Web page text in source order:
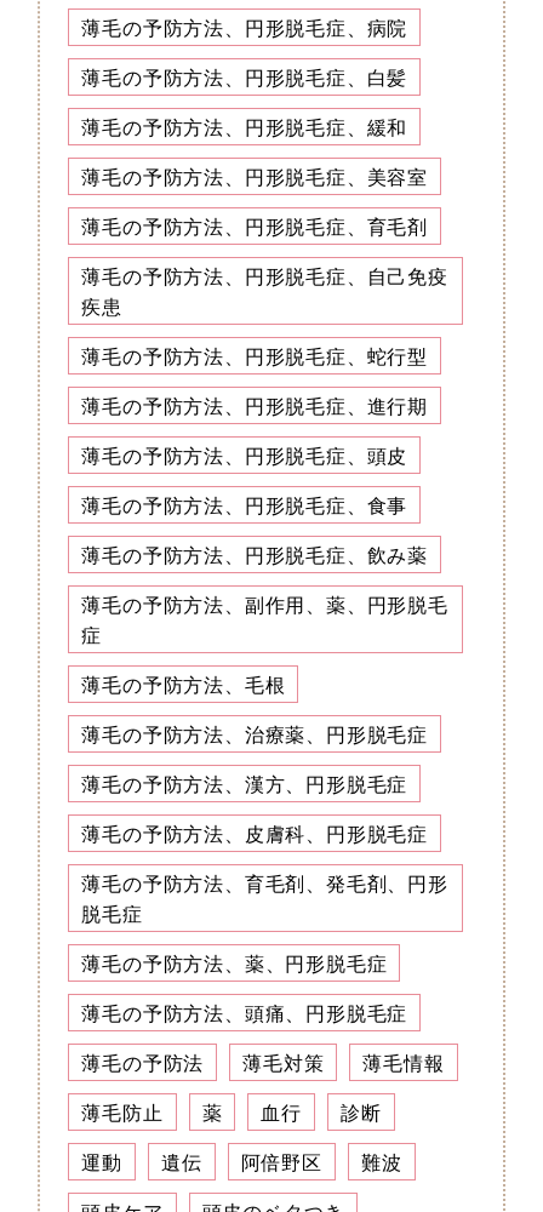
薄毛の予防方法、円形脱毛症、病院
薄毛の予防方法、円形脱毛症、白髪
薄毛の予防方法、円形脱毛症、緩和
薄毛の予防方法、円形脱毛症、美容室
薄毛の予防方法、円形脱毛症、育毛剤
薄毛の予防方法、円形脱毛症、自己免疫
疾患
薄毛の予防方法、円形脱毛症、蛇行型
薄毛の予防方法、円形脱毛症、進行期
薄毛の予防方法、円形脱毛症、頭皮
薄毛の予防方法、円形脱毛症、食事
薄毛の予防方法、円形脱毛症、飲み薬
薄毛の予防方法、副作用、薬、円形脱毛
症
薄毛の予防方法、毛根
薄毛の予防方法、治療薬、円形脱毛症
薄毛の予防方法、漢方、円形脱毛症
薄毛の予防方法、皮膚科、円形脱毛症
薄毛の予防方法、育毛剤、発毛剤、円形
脱毛症
薄毛の予防方法、薬、円形脱毛症
薄毛の予防方法、頭痛、円形脱毛症
薄毛の予防法
薄毛対策
薄毛情報
薄毛防止
薬 血行
診断
運動
遺伝 阿倍野区
難波